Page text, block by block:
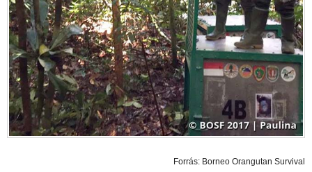
Forrás: Borneo Orangutan Survival